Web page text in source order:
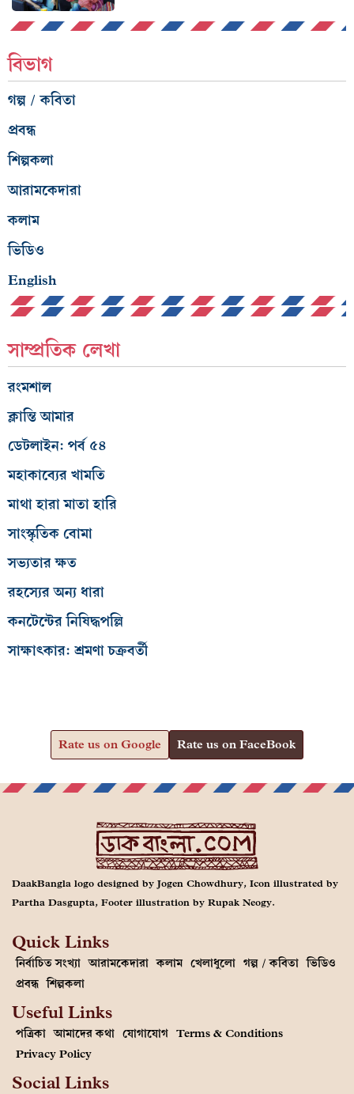
বিভাগ
গল্প / কবিতা
প্রবন্ধ
শিল্পকলা
আরামকেদারা
কলাম
ভিডিও
English
সাম্প্রতিক লেখা
রংমশাল
ক্লান্তি আমার
ডেটলাইন: পর্ব ৫৪
মহাকাব্যের খামতি
মাথা হারা মাতা হারি
সাংস্কৃতিক বোমা
সভ্যতার ক্ষত
রহস্যের অন্য ধারা
কনটেন্টের নিষিদ্ধপল্লি
সাক্ষাৎকার: শ্রমণা চক্রবর্তী
Rate us on Google Rate us on FaceBook
DaakBangla logo designed by Jogen Chowdhury, Icon illustrated by
Partha Dasgupta, Footer illustration by Rupak Neogy.
Quick Links
নির্বাচিত সংখ্যা আরামকেদারা কলাম খেলাধুলো গল্প / কবিতা ভিডিও
প্রবন্ধ শিল্পকলা
Useful Links
পত্রিকা আমাদের কথা যোগাযোগ Terms & Conditions
Privacy Policy
Social Links